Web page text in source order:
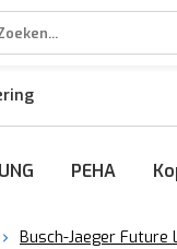
PEHA
Busch-Jaeger